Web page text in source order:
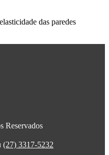
das paredes
Reservados
(27) 3317-5232